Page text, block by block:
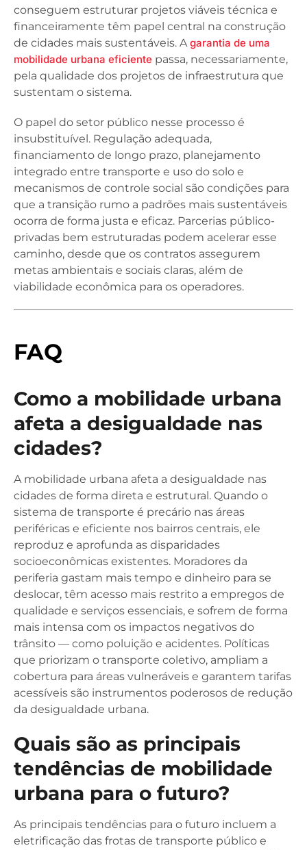
conseguem estruturar projetos viáveis técnica e
financeiramente têm papel central na construção
de cidades mais sustentáveis. Agarantia de uma
mobilidade urbana eficiente passa, necessariamente,
pela qualidade dos projetos de infraestrutura que
sustentam o sistema.
O papel do setor público nesse processo é
insubstituível. Regulação adequada,
financiamento de longo prazo, planejamento
integrado entre transporte e uso do solo e
mecanismos de controle social são condições para
que a transição rumo a padrões mais sustentáveis
ocorra de forma justa e eficaz. Parcerias público-
privadas bem estruturadas podem acelerar esse
caminho, desde que os contratos assegurem
metas ambientais e sociais claras, além de
viabilidade econômica para os operadores.
FAQ
Como a mobilidade urbana
afeta a desigualdade nas
cidades?
A mobilidade urbana afeta a desigualdade nas
cidades de forma direta e estrutural. Quando o
sistema de transporte é precário nas áreas
periféricas e eficiente nos bairros centrais, ele
reproduz e aprofunda as disparidades
socioeconômicas existentes. Moradores da
periferia gastam mais tempo e dinheiro para se
deslocar, têm acesso mais restrito a empregos de
qualidade e serviços essenciais, e sofrem de forma
mais intensa com os impactos negativos do
trânsito — como poluição e acidentes. Políticas
que priorizam o transporte coletivo, ampliam a
cobertura para áreas vulneráveis e garantem tarifas
acessíveis são instrumentos poderosos de redução
da desigualdade urbana.
Quais são as principais
tendências de mobilidade
urbana para o futuro?
As principais tendências para o futuro incluem a
eletrificação das frotas de transporte público e